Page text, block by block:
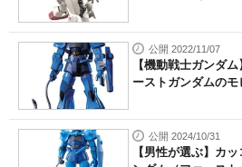
公開 2022/11/07
【機動戦士ガンダ
ーストガンダムの
公開 2024/10/31
【男性が選ぶ】カ